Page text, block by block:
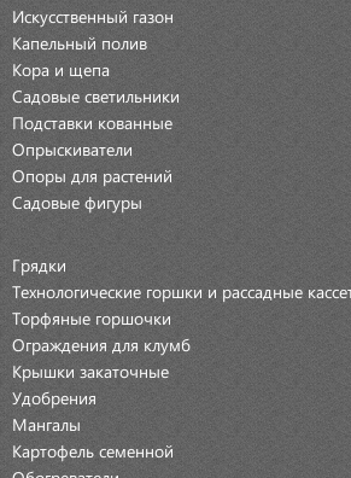
Искусственный газон
Капельный полив
Кора и щепа
Садовые светильники
Подставки кованные
Опрыскиватели
Опоры для растений
Садовые фигуры
Грядки
Технологические горшки и рассадные
Торфяные горшочки
Ограждения для клумб
Крышки закаточные
Удобрения
Мангалы
Картофель семенной